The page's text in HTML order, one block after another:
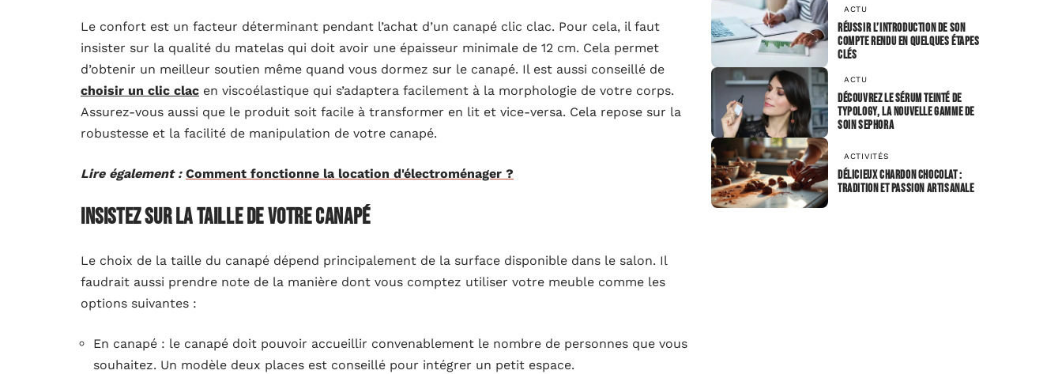
Le confort est un facteur déterminant pendant l’achat d’un canapé clic clac. Pour cela, il faut
insister sur la qualité du matelas qui doit avoir une épaisseur minimale de 12 cm. Cela permet
d’obtenir un meilleur soutien même quand vous dormez sur le canapé. Il est aussi conseillé de
choisir un clic clac en viscoélastique qui s’adaptera facilement à la morphologie de votre corps.
Assurez-vous aussi que le produit soit facile à transformer en lit et vice-versa. Cela repose sur la
robustesse et la facilité de manipulation de votre canapé.
Lire également : Comment fonctionne la location d'électroménager ?
Insistez sur la taille de votre canapé
Le choix de la taille du canapé dépend principalement de la surface disponible dans le salon. Il
faudrait aussi prendre note de la manière dont vous comptez utiliser votre meuble comme les
options suivantes :
En canapé : le canapé doit pouvoir accueillir convenablement le nombre de personnes que vous
souhaitez. Un modèle deux places est conseillé pour intégrer un petit espace.
ACTU
Réussir l’introduction de son
compte rendu en quelques étapes
clés
ACTU
Découvrez le sérum teinté de
Typology, la nouvelle gamme de
soin Sephora
ACTIVITÉS
Délicieux chardon chocolat :
tradition et passion artisanale